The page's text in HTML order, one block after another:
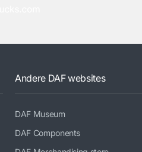
Andere DAF websites
DAF Museum
DAF Components